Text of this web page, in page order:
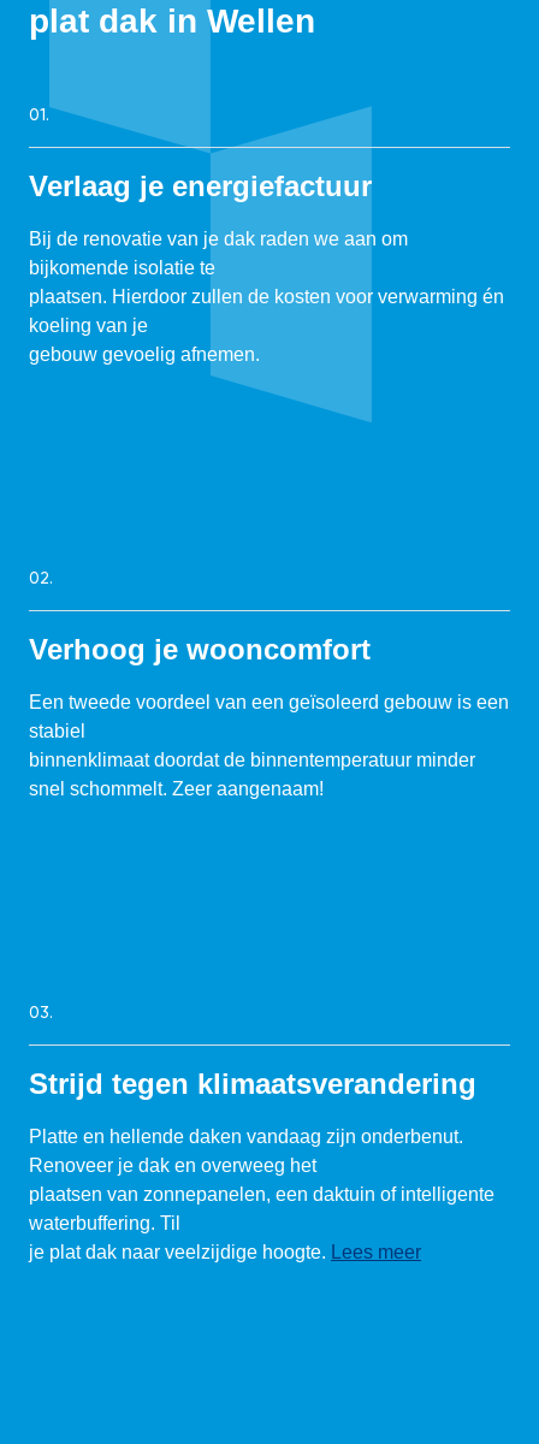
plat dak in Wellen
01.
Verlaag je energiefactuur
Bij de renovatie van je dak raden we aan om
bijkomende isolatie te
plaatsen. Hierdoor zullen de kosten voor verwarming én
koeling van je
gebouw gevoelig afnemen.
02.
Verhoog je wooncomfort
Een tweede voordeel van een geïsoleerd gebouw is een
stabiel
binnenklimaat doordat de binnentemperatuur minder
snel schommelt. Zeer aangenaam!
03.
Strijd tegen klimaatsverandering
Platte en hellende daken vandaag zijn onderbenut.
Renoveer je dak en overweeg het
plaatsen van zonnepanelen, een daktuin of intelligente
waterbuffering. Til
je plat dak naar veelzijdige hoogte.
Lees meer